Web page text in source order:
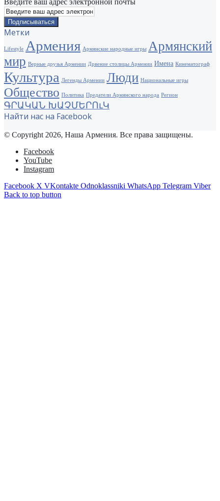
Введите ваш адрес электронной почты
Метки
Lifestyle Армения Армянские народные игры Армянский
мир Верные друзья Армении Дрвение столицы Армении Имена Кинематограф
Культура Легенды Армении Люди Национальные игры
Общество Политика Предатели Армянского народа Регион
ԳՐԱԿԱՆ ԽԱՉՄԵՐՈւԿ
Найти нас на Facebook
© Copyright 2026, Наша Армения. Все права защищены.
Facebook
YouTube
Instagram
Facebook X VKontakte Odnoklassniki WhatsApp Telegram Viber
Back to top button